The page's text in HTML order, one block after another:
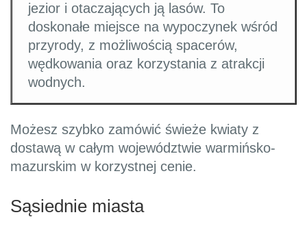
jezior i otaczających ją lasów. To
doskonałe miejsce na wypoczynek wśród
przyrody, z możliwością spacerów,
wędkowania oraz korzystania z atrakcji
wodnych.
Możesz szybko zamówić świeże kwiaty z
dostawą w całym województwie warmińsko-
mazurskim w korzystnej cenie.
Sąsiednie miasta